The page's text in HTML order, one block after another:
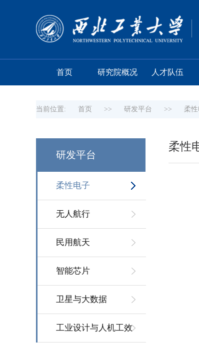
首页 研究院概况 人才队伍
当前位置: 首页 >> 研发平台 >> 柔
研发平台
柔性电子
无人航行
民用航天
智能芯片
卫星与大数据
工业设计与人机工效
柔性